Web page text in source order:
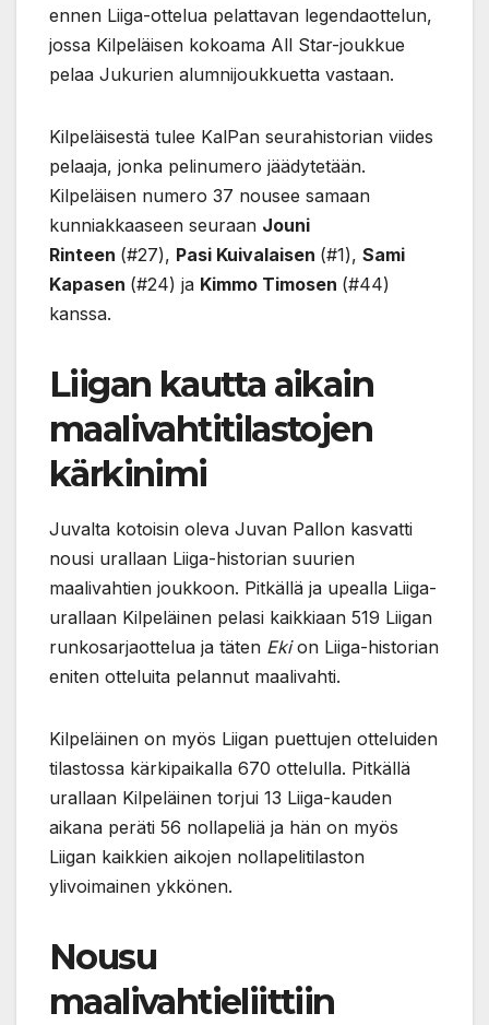
ennen Liiga-ottelua pelattavan legendaottelun,
jossa Kilpeläisen kokoama All Star-joukkue
pelaa Jukurien alumnijoukkuetta vastaan.
Kilpeläisestä tulee KalPan seurahistorian viides
pelaaja, jonka pelinumero jäädytetään.
Kilpeläisen numero 37 nousee samaan
kunniakkaaseen seuraan Jouni
Rinteen (#27), Pasi Kuivalaisen (#1), Sami
Kapasen (#24) ja Kimmo Timosen (#44)
kanssa.
Liigan kautta aikain
maalivahtitilastojen
kärkinimi
Juvalta kotoisin oleva Juvan Pallon kasvatti
nousi urallaan Liiga-historian suurien
maalivahtien joukkoon. Pitkällä ja upealla Liiga-
urallaan Kilpeläinen pelasi kaikkiaan 519 Liigan
runkosarjaottelua ja täten Ekion Liiga-historian
eniten otteluita pelannut maalivahti.
Kilpeläinen on myös Liigan puettujen otteluiden
tilastossa kärkipaikalla 670 ottelulla. Pitkällä
urallaan Kilpeläinen torjui 13 Liiga-kauden
aikana peräti 56 nollapeliä ja hän on myös
Liigan kaikkien aikojen nollapelitilaston
ylivoimainen ykkönen.
Nousu
maalivahtieliittiin